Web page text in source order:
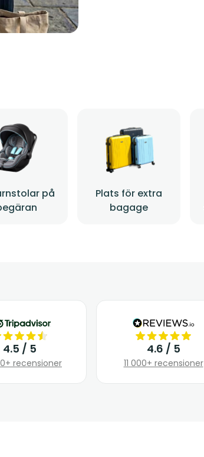
på
Plats för extra
bagage
4.5 / 5
recensioner
4.6 / 5
11 000+ recensioner